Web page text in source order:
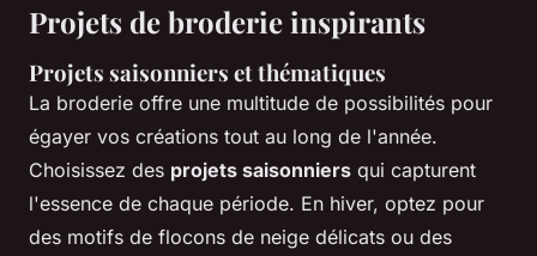
Projets de broderie inspirants
Projets saisonniers et thématiques
La broderie offre une multitude de possibilités pour
égayer vos créations tout au long de l'année.
Choisissez des projets saisonniers qui capturent
l'essence de chaque période. En hiver, optez pour
des motifs de flocons de neige délicats ou des